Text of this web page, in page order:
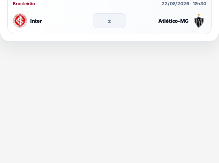
Brasileirão 22/08/2026 · 18h30
Inter x Atlético-MG